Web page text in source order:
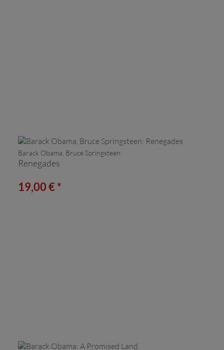
Barack Obama, Bruce Springsteen:
Renegades
19,00 € *